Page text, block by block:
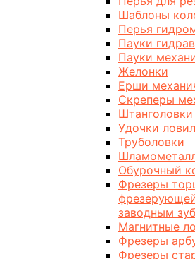
Шаблоны
Перья
Пауки
Пауки
Желонки
Ерши
Скреперы
Штанголовки
Удочки
Труболовки
Обурочный
Фрезеры
заводным
Магнитные
Фрезеры
Фрезеры